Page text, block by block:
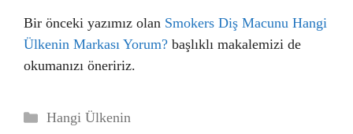
Bir önceki yazımız olan Smokers Diş Macunu Hangi
Ülkenin Markası Yorum? başlıklı makalemizi de
okumanızı öneririz.
Kategoriler
Hangi Ülkenin